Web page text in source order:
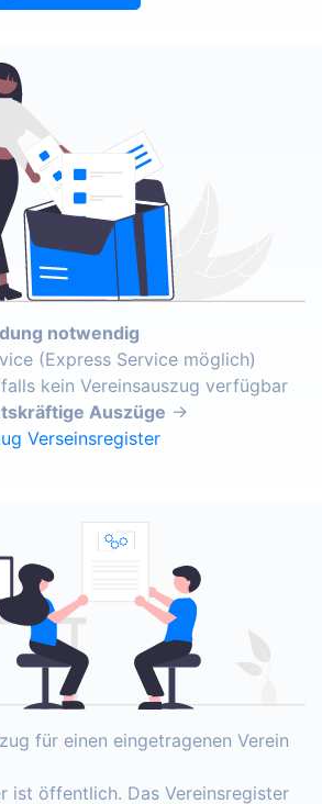
notwendig
(Express Service möglich)
kein Vereinsauszug verfügbar
Auszüge →
Verseinsregister
für einen eingetragenen Verein
ist öffentlich. Das Vereinsregister